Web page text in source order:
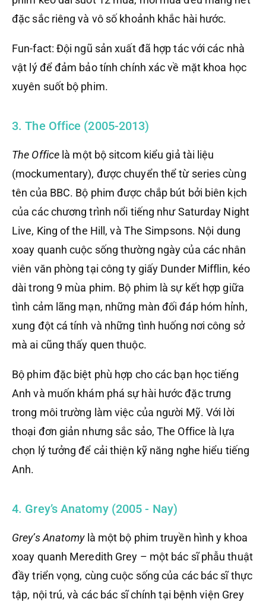
đặc sắc riêng và vô số khoảnh khắc hài hước.
Fun-fact: Đội ngũ sản xuất đã hợp tác với các nhà
vật lý để đảm bảo tính chính xác về mặt khoa học
xuyên suốt bộ phim.
3. The Office (2005-2013)
The Office là một bộ sitcom kiểu giả tài liệu
(mockumentary), được chuyển thể từ series cùng
tên của BBC. Bộ phim được chắp bút bởi biên kịch
của các chương trình nổi tiếng như Saturday Night
Live, King of the Hill, và The Simpsons. Nội dung
xoay quanh cuộc sống thường ngày của các nhân
viên văn phòng tại công ty giấy Dunder Mifflin, kéo
dài trong 9 mùa phim. Bộ phim là sự kết hợp giữa
tình cảm lãng mạn, những màn đối đáp hóm hỉnh,
xung đột cá tính và những tình huống nơi công sở
mà ai cũng thấy quen thuộc.
Bộ phim đặc biệt phù hợp cho các bạn học tiếng
Anh và muốn khám phá sự hài hước đặc trưng
trong môi trường làm việc của người Mỹ. Với lời
thoại đơn giản nhưng sắc sảo, The Office là lựa
chọn lý tưởng để cải thiện kỹ năng nghe hiểu tiếng
Anh.
4. Grey’s Anatomy (2005 - Nay)
Grey’s Anatomylà một bộ phim truyền hình y khoa
xoay quanh Meredith Grey – một bác sĩ phẫu thuật
đầy triển vọng, cùng cuộc sống của các bác sĩ thực
tập, nội trú, và các bác sĩ chính tại bệnh viện Grey